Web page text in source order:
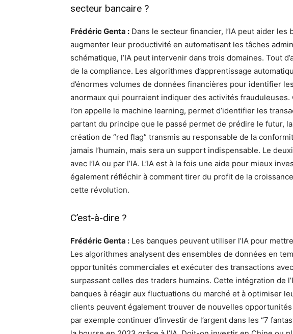
secteur bancaire ?
Frédéric Genta : Dans le secteur financier, l’IA peut aider
augmenter leur productivité en automatisant les tâches
schématique, l’IA peut intervenir dans trois domaines. Tout
de la compliance. Les algorithmes d’apprentissage
d’énormes volumes de données financières pour identifier
anormaux qui pourraient indiquer des activités
l’on appelle le machine learning, permet d’identifier les
partant du principe que le passé permet de prédire le futur,
création de “red flag” transmis au responsable de la
jamais l’humain, mais sera un support indispensable. Le
avec l’IA ou par l’IA. L’IA est à la fois une aide pour mieux
également réfléchir à comment tirer du profit de la
cette révolution.
C’est-à-dire ?
Frédéric Genta : Les banques peuvent utiliser l’IA pour
Les algorithmes analysent des ensembles de données en
opportunités commerciales et exécuter des transactions
surpassant celles des traders humains. Cette intégration de
banques à réagir aux fluctuations du marché et à optimiser
clients peuvent également trouver de nouvelles opportunités
par exemple continuer d’investir de l’argent dans les “7